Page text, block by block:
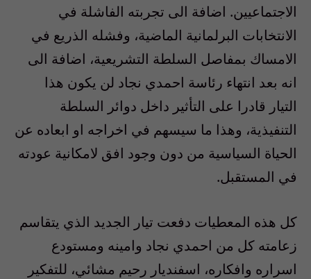
الاجتماعيين. اضافة الى تجربته الفاشلة في
الانتخابات البرلمانية الماضية، وفشله الذريع في
الامساك بمفاصل السلطة التشريعية، اضافة الى
انه بعد انتهاء رئاسة احمدي نجاد لن يكون هذا
التيار قادرا على التأثير داخل دوائر السلطة
التنفيذية، وهذا ما سيسهم في اخراجه او ابعاده عن
الحياة السياسية من دون وجود افق لامكانية عودته
في المستقبل.
كل هذه المعطيات دفعت تيار الجديد الذي يتقاسم
زعامته كل من احمدي نجاد وامينه ومستودع
اسراره وافكاره، اسفنديار رحيم مشائي، للتفكير